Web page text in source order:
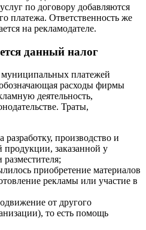
по договору добавляются
платежа. Ответственность же
на рекламодателе.
данный налог
муниципальных платежей
расходы фирмы
деятельность,
Траты,
разработку, производство и
заказанной у
разместителя;
приобретение материалов
рекламы или участие в
от другого
то есть помощь